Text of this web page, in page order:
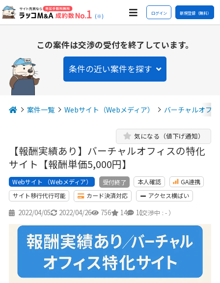
(※) ログイン 新規登録（無料）
この案件は交渉の受付を終了しています。
条件の近い案件を探す
案件一覧 Webサイト（Webメディア） バーチャルオフ
【報酬実績あり】バーチャルオフィスの特化
サイト【報酬単価5,000円】
気になる（値下げ通知）
Webサイト （Webメディア） 受付終了 本人確認
GA連携
サイト移行代行可能
カード決済対応 アクセス横ばい
2022/04/05 2022/04/26 756 14 11
（交渉中 : - ）